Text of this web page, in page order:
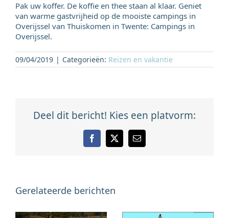
Pak uw koffer. De koffie en thee staan al klaar. Geniet
van warme gastvrijheid op de mooiste campings in
Overijssel van Thuiskomen in Twente: Campings in
Overijssel.
09/04/2019 | Categorieën: Reizen en vakantie
Deel dit bericht! Kies een platvorm:
Facebook
X
E-
Gerelateerde berichten